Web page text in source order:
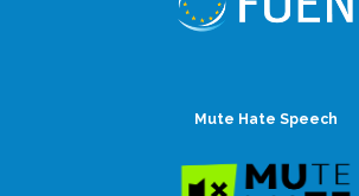
Mute Hate Speech